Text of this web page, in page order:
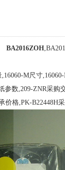
BA2016ZOH
,16060-M尺寸
参数,209-ZNR采购
价格,PK-B22448H